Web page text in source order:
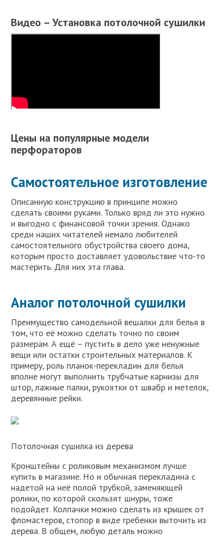
Видео – Установка потолочной сушилки
Цены на популярные модели
перфораторов
Самостоятельное изготовление
Описанную конструкцию в принципе можно
сделать своими руками. Только вряд ли это нужно
и выгодно с финансовой точки зрения. Однако
среди наших читателей немало любителей
самостоятельного обустройства своего дома,
которым просто доставляет удовольствие что-то
мастерить. Для них эта глава.
Аналог потолочной сушилки
Преимущество самодельной вешалки для белья в
том, что её можно сделать точно по своим
размерам. А ещё – пустить в дело уже ненужные
вещи или остатки строительных материалов. К
примеру, роль планок-перекладин для белья
вполне могут выполнить трубчатые карнизы для
штор, лажные палки, рукоятки от швабр и метелок,
деревянные рейки.
Потолочная сушилка из дерева
Кронштейны с роликовым механизмом лучше
купить в магазине. Но и обычная перекладина с
надетой на неё полой трубкой, заменяющей
ролики, по которой скользят шнуры, тоже
подойдет. Колпачки можно сделать из крышек от
фломастеров, стопор в виде гребенки выточить из
дерева. В общем, любую деталь можно